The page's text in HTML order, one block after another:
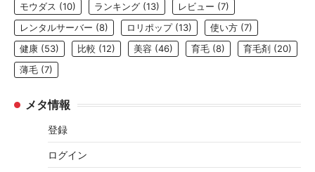
モウダス (10) ランキング (13) レビュー (7)
レンタルサーバー (8) ロリポップ(13) 使い方 (7)
健康 (53) 比較 (12) 美容 (46) 育毛 (8) 育毛剤 (20)
薄毛 (7)
メタ情報
登録
ログイン